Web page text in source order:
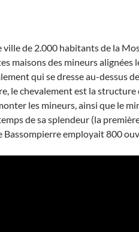
de 2.000 habitants de la
maisons des mineurs alignées
qui se dresse au-dessus
le chevalement est la structure
les mineurs, ainsi que le
de sa splendeur (la
Bassompierre employait 800